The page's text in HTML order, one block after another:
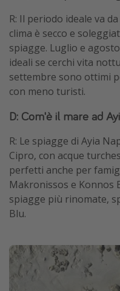
R: Il periodo ideale va
clima è secco e
spiagge. Luglio e
ideali se cerchi vita
settembre sono ottimi
con meno turisti.
D: Com'è il mare ad
R: Le spiagge di Ayia
Cipro, con acque
perfetti anche per
Makronissos e Konnos
spiagge più rinomate,
Blu.